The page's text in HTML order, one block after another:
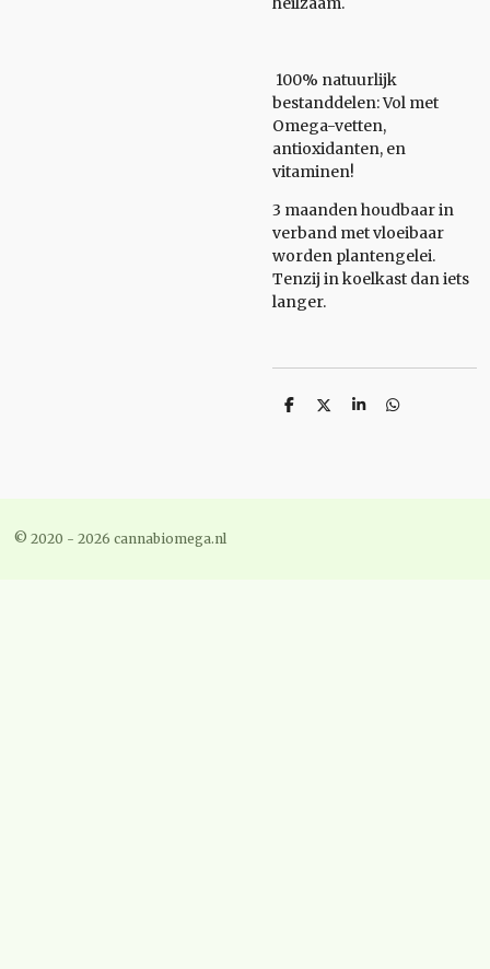
100% natuurlijk
bestanddelen: Vol met
Omega-vetten,
antioxidanten, en
vitaminen!
3 maanden houdbaar in
verband met vloeibaar
worden plantengelei.
Tenzij in koelkast dan iets
langer.
D
D
S
D
© 2020 - 2026 cannabiomega.nl